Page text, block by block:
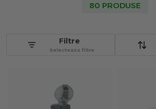
80 PRODUSE
Filtre
Selecteaza filtre